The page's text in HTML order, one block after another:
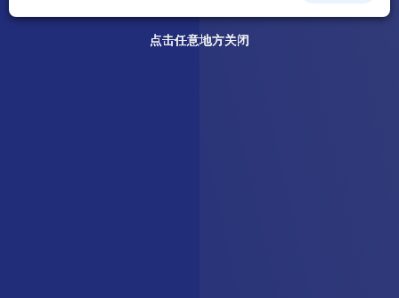
点击任意地方关闭
点击任意地方关闭
点击任意地方关闭
点击任意地方关闭